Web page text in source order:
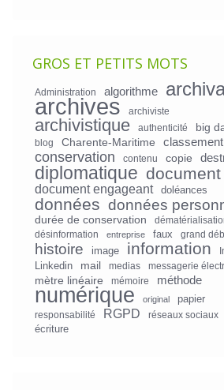
GROS ET PETITS MOTS
Administration algorithme
archives archiviste
archivistique authenticité big
blog Charente-Maritime classement
conservation contenu copie
diplomatique document
document engageant doléances
données données
durée de conservation
désinformation
entreprise faux grand
histoire image information
Linkedin mail medias messagerie
mètre linéaire mémoire méthode
numérique original papier
responsabilité RGPD réseaux sociaux
écriture